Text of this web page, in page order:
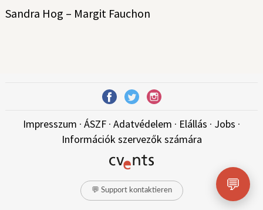
Sandra Hog – Margit Fauchon
Impresszum · ÁSZF · Adatvédelem · Elállás · Jobs ·
Információk szervezők számára
💬 Support kontaktieren 💬